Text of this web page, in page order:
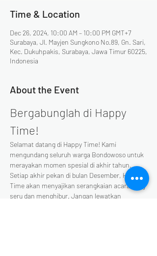
Time & Location
Dec 26, 2024, 10:00 AM – 10:00 PM GMT+7
Surabaya, Jl. Mayjen Sungkono No.89, Gn. Sari,
Kec. Dukuhpakis, Surabaya, Jawa Timur 60225,
Indonesia
About the Event
Bergabunglah di Happy
Time!
Selamat datang di Happy Time! Kami
mengundang seluruh warga Bondowoso untuk
merayakan momen spesial di akhir tahun.
Setiap akhir pekan di bulan Desember, Happy
Time akan menyajikan serangkaian acara yang
seru dan menghibur. Jangan lewatkan